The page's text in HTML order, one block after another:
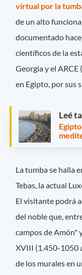
virtual por la
de un alto
documentado
científicos de la
Georgia y el
en Egipto, por sus
Leé
La tumba se halla
Tebas, la actual
El visitante podrá
del noble que,
campos de Amón"
XVIII (1.450-1050
de los murales en